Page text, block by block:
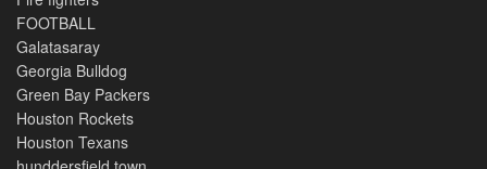
FOOTBALL
Galatasaray
Georgia Bulldog
Green Bay Packers
Houston Rockets
Houston Texans